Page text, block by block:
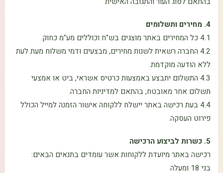
4. מחירים ותשלומים
4.1 כל המחירים באתר מוצגים בש"ח וכוללים מע"מ כחוק.
4.2 החברה רשאית לשנות מחירים, מבצעים ודמי משלוח מעת לעת
ללא הודעה מוקדמת.
4.3 התשלום יתבצע באמצעות כרטיס אשראי, ביט או אמצעי
תשלום אחר מאובטח, בהתאם למדיניות החברה.
4.4 בעת רכישה באתר יישלח ללקוחה אישור הזמנה למייל הכולל
פירוט העסקה.
5. כשרות לביצוע הרכישה
רכישה באתר מיועדת ללקוחות אשר עומדים בתנאים הבאים:
בני 18 ומעלה